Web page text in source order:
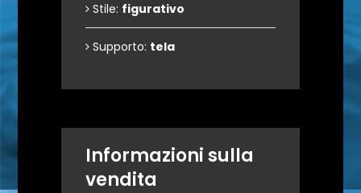
Stile: figurativo
Supporto: tela
Informazioni sulla
vendita